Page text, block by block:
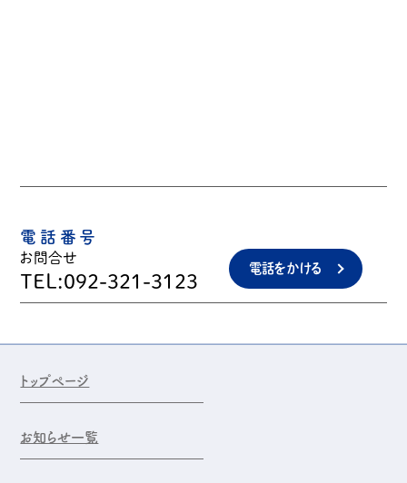
電話番号
お問合せ
TEL:092-321-3123
電話をかける
トップページ
お知らせ一覧